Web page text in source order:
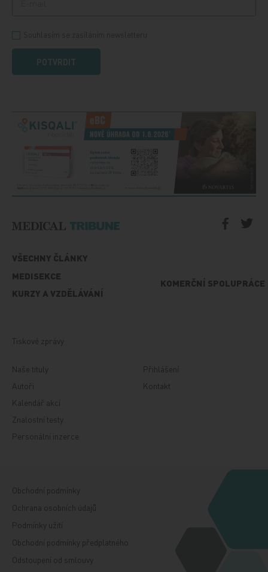
POTVRDIT
VŠECHNY ČLÁNKY
MEDISEKCE
KURZY A VZDĚLÁVÁNÍ
KOMERČNÍ SPOLUPRÁCE
Tiskové zprávy
Naše tituly
Autoři
Kalendář akcí
Znalostní testy
Personální inzerce
Přihlášení
Kontakt
Obchodní podmínky
Ochrana osobních údajů
Podmínky užití
Obchodní podmínky předplatného
Odstoupení od smlouvy